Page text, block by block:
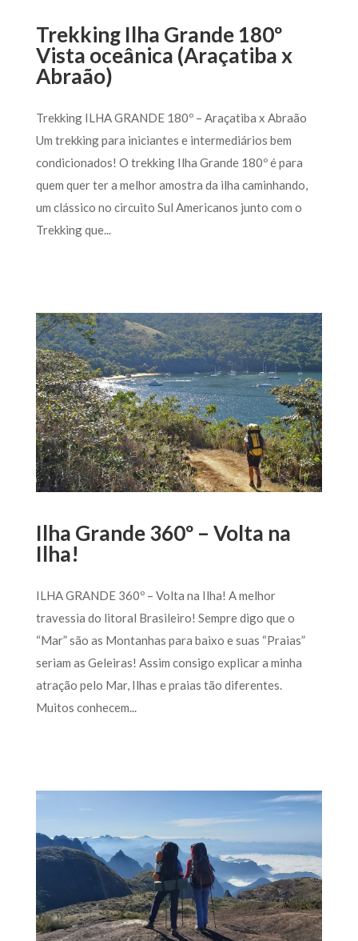
Trekking Ilha Grande 180º
Vista oceânica (Araçatiba x
Abraão)
Trekking ILHA GRANDE 180º – Araçatiba x Abraão
Um trekking para iniciantes e intermediários bem
condicionados! O trekking Ilha Grande 180º é para
quem quer ter a melhor amostra da ilha caminhando,
um clássico no circuito Sul Americanos junto com o
Trekking que...
Ilha Grande 360º – Volta na
Ilha!
ILHA GRANDE 360º – Volta na Ilha! A melhor
travessia do litoral Brasileiro! Sempre digo que o
“Mar” são as Montanhas para baixo e suas “Praias”
seriam as Geleiras! Assim consigo explicar a minha
atração pelo Mar, Ilhas e praias tão diferentes.
Muitos conhecem...